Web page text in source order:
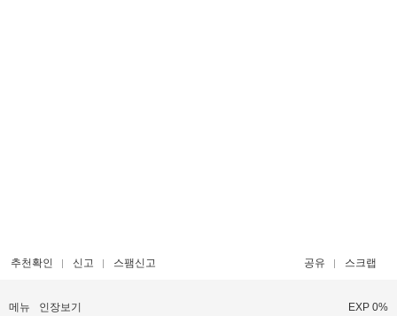
추천확인 신고 스팸신고 공유 스크랩
메뉴 인장보기 EXP 0%